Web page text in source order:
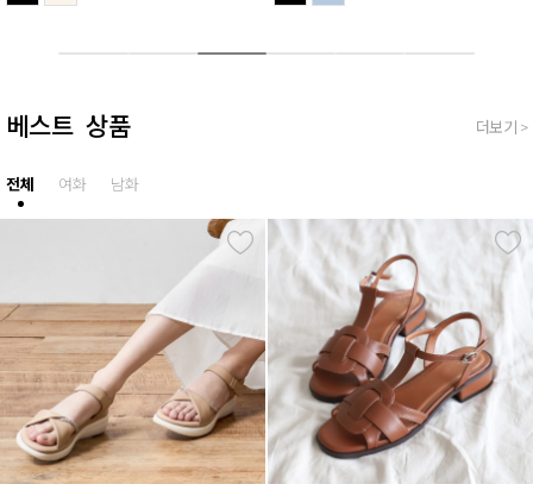
베스트 상품
전체 여화 남화
더보기 >